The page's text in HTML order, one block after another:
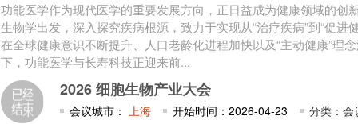
功能医学作为现代医学的重要发展方向，正日益成为健康领域的创
生物学出发，深入探究疾病根源，致力于实现从“治疗疾病”到“促进
在全球健康意识不断提升、人口老龄化进程加快以及“主动健康”理
下，功能医学与长寿科技正迎来前...
2026 细胞生物产业大会
会议城市： 上海 开始时间：2026-04-23 分类：会